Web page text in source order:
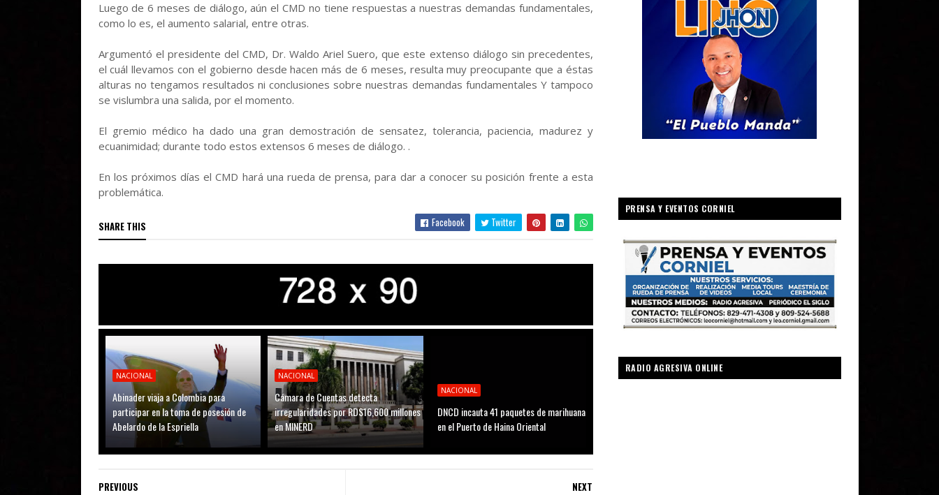
Luego de 6 meses de diálogo, aún el CMD no tiene respuestas a nuestras demandas fundamentales,
como lo es, el aumento salarial, entre otras.
Argumentó el presidente del CMD, Dr. Waldo Ariel Suero, que este extenso diálogo sin precedentes,
el cuál llevamos con el gobierno desde hacen más de 6 meses, resulta muy preocupante que a éstas
alturas no tengamos resultados ni conclusiones sobre nuestras demandas fundamentales Y tampoco
se vislumbra una salida, por el momento.
El gremio médico ha dado una gran demostración de sensatez, tolerancia, paciencia, madurez y
ecuanimidad; durante todo estos extensos 6 meses de diálogo. .
En los próximos días el CMD hará una rueda de prensa, para dar a conocer su posición frente a esta
problemática.
SHARE THIS Facebook Twitter
NACIONAL
Abinader viaja a Colombia para
participar en la toma de posesión de
Abelardo de la Espriella
NACIONAL
Cámara de Cuentas detecta
irregularidades por RD$16,600 millones
en MINERD
NACIONAL
DNCD incauta 41 paquetes de marihuana
en el Puerto de Haina Oriental
NEXT
PREVIOUS
PRENSA Y EVENTOS CORNIEL
RADIO AGRESIVA ONLINE